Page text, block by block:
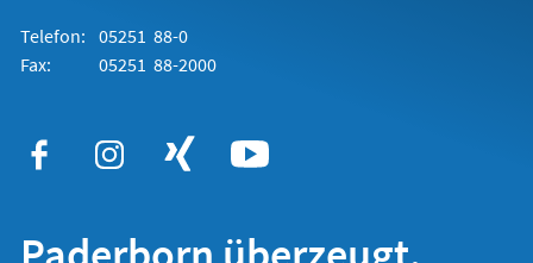
Telefon: 05251 88-0
Fax:
05251 88-2000